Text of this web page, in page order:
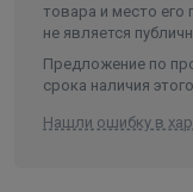
товара и место его
не является
Предложение по
срока наличия
Нашли ошибку в